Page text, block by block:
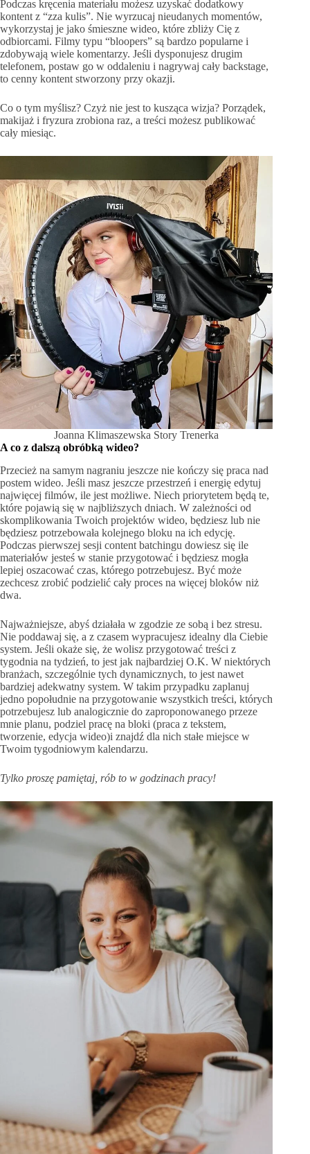
Podczas kręcenia materiału możesz uzyskać dodatkowy
kontent z “zza kulis”. Nie wyrzucaj nieudanych momentów,
wykorzystaj je jako śmieszne wideo, które zbliży Cię z
odbiorcami. Filmy typu “bloopers” są bardzo popularne i
zdobywają wiele komentarzy. Jeśli dysponujesz drugim
telefonem, postaw go w oddaleniu i nagrywaj cały backstage,
to cenny kontent stworzony przy okazji.
Co o tym myślisz? Czyż nie jest to kusząca wizja? Porządek,
makijaż i fryzura zrobiona raz, a treści możesz publikować
cały miesiąc.
Joanna Klimaszewska Story Trenerka
A co z dalszą obróbką wideo?
Przecież na samym nagraniu jeszcze nie kończy się praca nad
postem wideo. Jeśli masz jeszcze przestrzeń i energię edytuj
najwięcej filmów, ile jest możliwe. Niech priorytetem będą te,
które pojawią się w najbliższych dniach. W zależności od
skomplikowania Twoich projektów wideo, będziesz lub nie
będziesz potrzebowała kolejnego bloku na ich edycję.
Podczas pierwszej sesji content batchingu dowiesz się ile
materiałów jesteś w stanie przygotować i będziesz mogła
lepiej oszacować czas, którego potrzebujesz. Być może
zechcesz zrobić podzielić cały proces na więcej bloków niż
dwa.
Najważniejsze, abyś działała w zgodzie ze sobą i bez stresu.
Nie poddawaj się, a z czasem wypracujesz idealny dla Ciebie
system. Jeśli okaże się, że wolisz przygotować treści z
tygodnia na tydzień, to jest jak najbardziej O.K. W niektórych
branżach, szczególnie tych dynamicznych, to jest nawet
bardziej adekwatny system. W takim przypadku zaplanuj
jedno popołudnie na przygotowanie wszystkich treści, których
potrzebujesz lub analogicznie do zaproponowanego przeze
mnie planu, podziel pracę na bloki (praca z tekstem,
tworzenie, edycja wideo)i znajdź dla nich stałe miejsce w
Twoim tygodniowym kalendarzu.
Tylko proszę pamiętaj, rób to w godzinach pracy!